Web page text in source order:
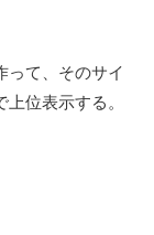
って、そのサイ
位表示する。